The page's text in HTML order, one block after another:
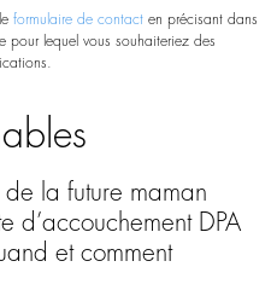
formulaire de contact en précisant dans
pour lequel vous souhaiteriez des
la future maman
d’accouchement DPA
et comment